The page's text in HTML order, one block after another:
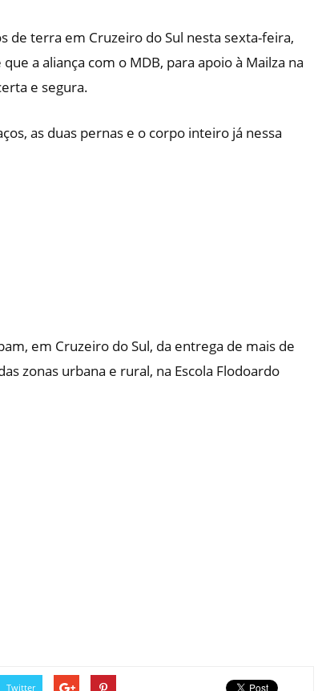
de terra em Cruzeiro do Sul nesta sexta-feira,
a aliança com o MDB, para apoio à Mailza na
e segura.
as duas pernas e o corpo inteiro já nessa
em Cruzeiro do Sul, da entrega de mais de
zonas urbana e rural, na Escola Flodoardo
Twitter